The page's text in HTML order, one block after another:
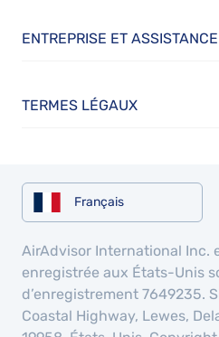
ENTREPRISE ET ASSISTANCE
TERMES LÉGAUX
Français
AirAdvisor International Inc.
enregistrée aux États-Unis
d’enregistrement 7649235.
Coastal Highway, Lewes,